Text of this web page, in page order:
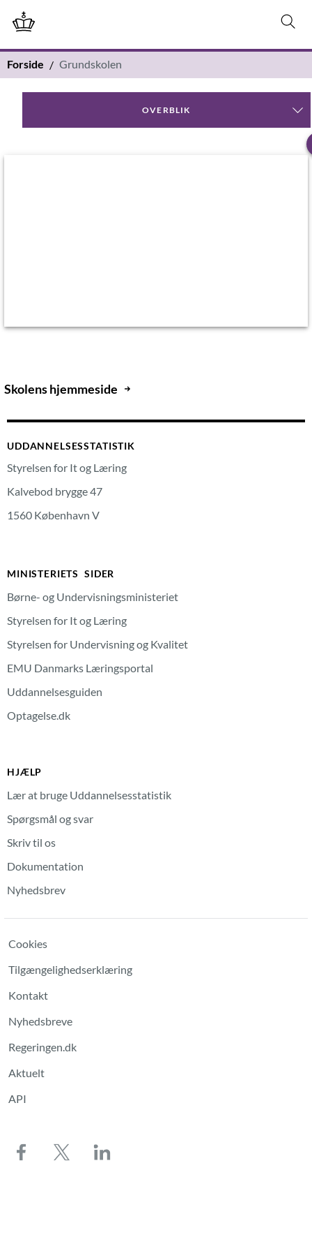
Forside Grundskolen
OVERBLIK
Skolens hjemmeside
UDDANNELSESSTATISTIK
Styrelsen for It og Læring
Kalvebod brygge 47
1560 København V
MINISTERIETS SIDER
Børne- og Undervisningsministeriet
Styrelsen for It og Læring
Styrelsen for Undervisning og Kvalitet
EMU Danmarks Læringsportal
Uddannelsesguiden
Optagelse.dk
HJÆLP
Lær at bruge Uddannelsesstatistik
Spørgsmål og svar
Skriv til os
Dokumentation
Nyhedsbrev
Cookies
Tilgængelighedserklæring
Kontakt
Nyhedsbreve
Regeringen.dk
Aktuelt
API